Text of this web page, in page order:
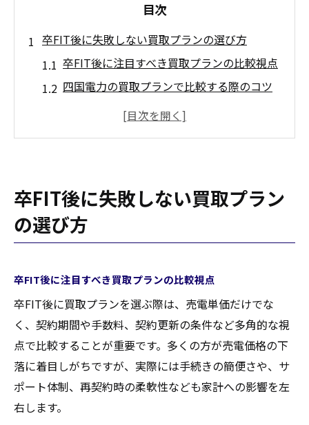
目次
卒FIT後に失敗しない買取プランの選び方
卒FIT後に注目すべき買取プランの比較視点
四国電力の買取プランで比較する際のコツ
買取プラン選びで見落としがちな落とし穴
買取プラン選択時にチェックしたい最新動
向
自家消費と買取どちらが得か徹底検証
か
卒FIT後の買取と自家消費の損得比較の基準
四国電力系プランで自家消費活用の最適解
蓄電池と買取プラン併用の効果的な活かし
方
卒FIT後に失敗しない買取プラン
の選び方
卒FIT後に注目すべき買取プランの比較視点
卒FIT後に買取プランを選ぶ際は、売電単価だけでな
く、契約期間や手数料、契約更新の条件など多角的な視
点で比較することが重要です。多くの方が売電価格の下
落に着目しがちですが、実際には手続きの簡便さや、サ
ポート体制、再契約時の柔軟性なども家計への影響を左
右します。